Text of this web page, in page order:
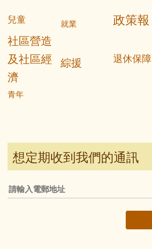
兒童 就業 政策報
社區營造
及社區經
濟
綜援 退休保障
青年
想定期收到我們的通訊